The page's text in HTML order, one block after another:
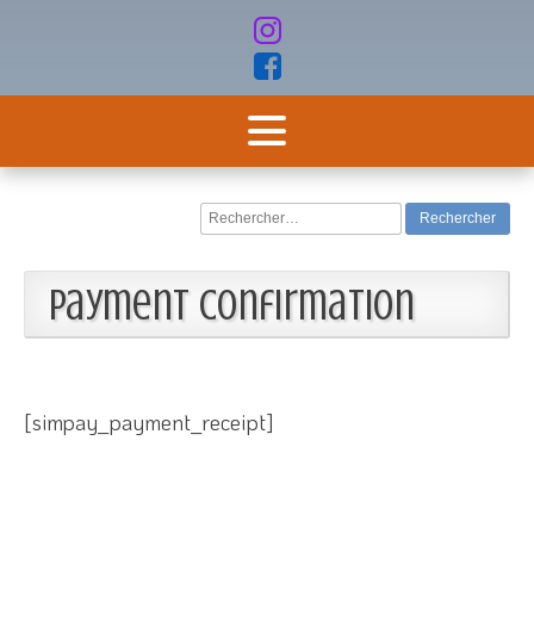
Rechercher :
Payment Confirmation
[simpay_payment_receipt]